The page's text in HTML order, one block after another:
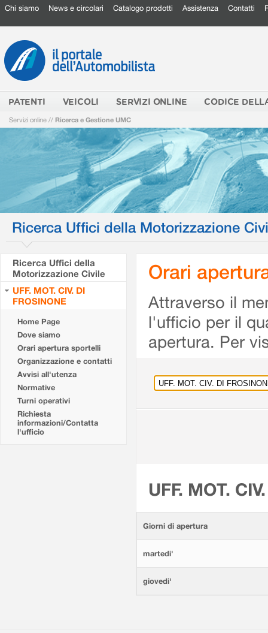
Chi siamo News e circolari Catalogo prodotti Assistenza Contatti
PATENTI VEICOLI SERVIZI ONLINE CODICE
Servizi online // Ricerca e Gestione UMC
Ricerca Uffici della Motorizzazione
Ricerca Uffici della
Motorizzazione Civile
UFF. MOT. CIV. DI
FROSINONE
Home Page
Dove siamo
Orari apertura sportelli
Organizzazione e contatti
Avvisi all'utenza
Normative
Turni operativi
Richiesta
informazioni/Contatta
l'ufficio
Orari
Attraverso il
l'ufficio per il
apertura. Per
UFF. MOT.
Giorni di apertura
martedi'
giovedi'